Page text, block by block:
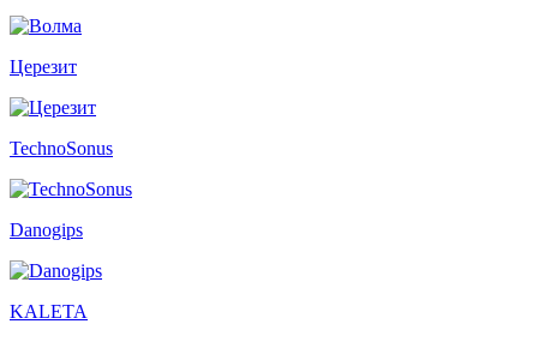
Церезит
TechnoSonus
Danogips
KALETA